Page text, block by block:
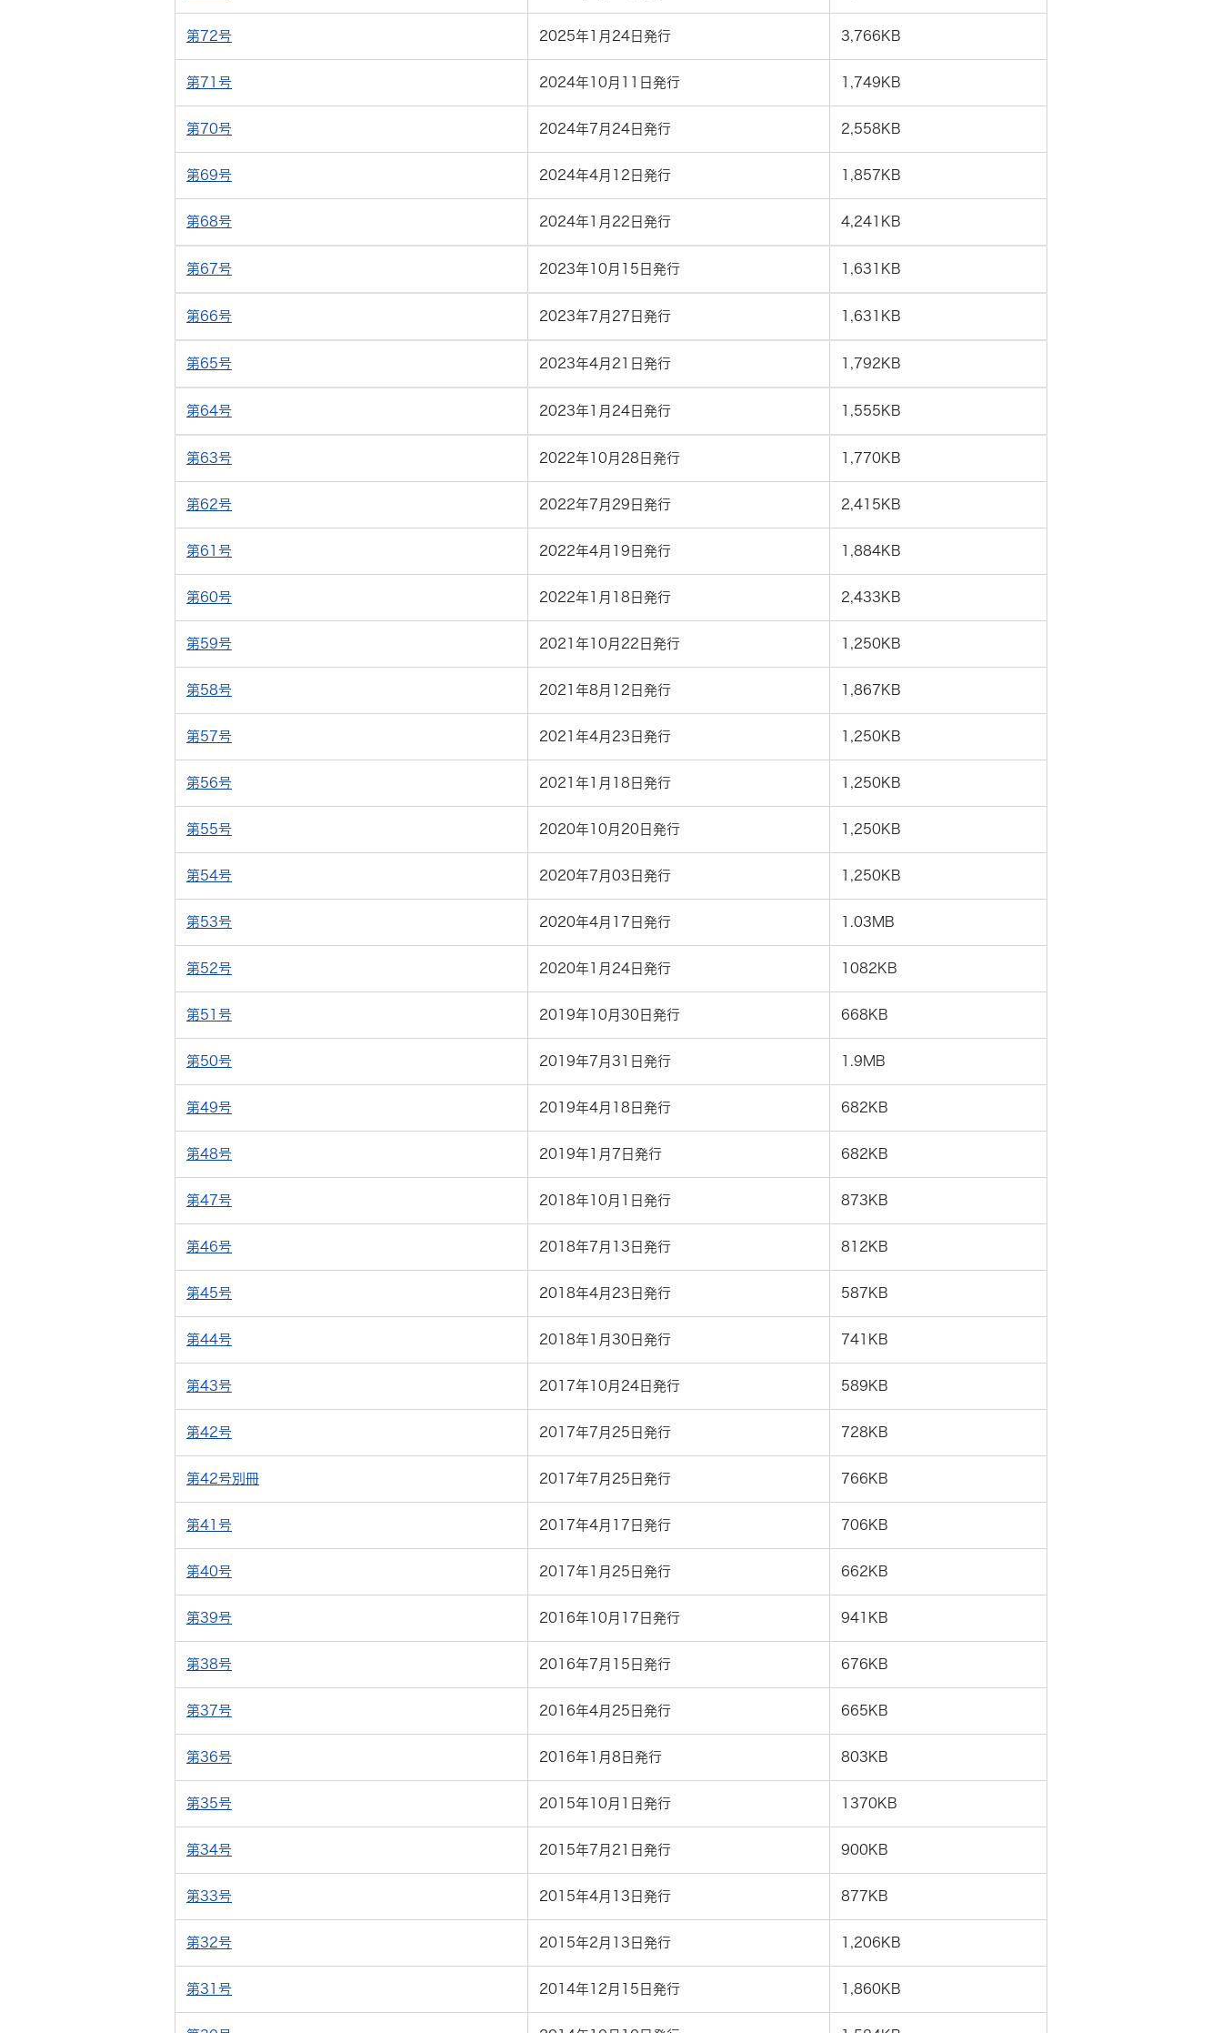
第72号 2025年1月24日発行 3,766KB
第71号 2024年10月11日発行 1,749KB
第70号 2024年7月24日発行 2,558KB
第69号 2024年4月12日発行 1,857KB
第68号 2024年1月22日発行 4,241KB
第67号 2023年10月15日発行 1,631KB
第66号 2023年7月27日発行 1,631KB
第65号 2023年4月21日発行 1,792KB
第64号 2023年1月24日発行 1,555KB
第63号 2022年10月28日発行 1,770KB
第62号 2022年7月29日発行 2,415KB
第61号 2022年4月19日発行 1,884KB
第60号 2022年1月18日発行 2,433KB
第59号 2021年10月22日発行 1,250KB
第58号 2021年8月12日発行 1,867KB
第57号 2021年4月23日発行 1,250KB
第56号 2021年1月18日発行 1,250KB
第55号 2020年10月20日発行 1,250KB
第54号 2020年7月03日発行 1,250KB
第53号 2020年4月17日発行 1.03MB
第52号 2020年1月24日発行 1082KB
第51号 2019年10月30日発行 668KB
第50号 2019年7月31日発行 1.9MB
第49号 2019年4月18日発行 682KB
第48号 2019年1月7日発行 682KB
第47号 2018年10月1日発行 873KB
第46号 2018年7月13日発行 812KB
第45号 2018年4月23日発行 587KB
第44号 2018年1月30日発行 741KB
第43号 2017年10月24日発行 589KB
第42号 2017年7月25日発行 728KB
第42号別冊 2017年7月25日発行 766KB
第41号 2017年4月17日発行 706KB
第40号 2017年1月25日発行 662KB
第39号 2016年10月17日発行 941KB
第38号 2016年7月15日発行 676KB
第37号 2016年4月25日発行 665KB
第36号 2016年1月8日発行 803KB
第35号 2015年10月1日発行 1370KB
第34号 2015年7月21日発行 900KB
第33号 2015年4月13日発行 877KB
第32号 2015年2月13日発行 1,206KB
第31号 2014年12月15日発行 1,860KB